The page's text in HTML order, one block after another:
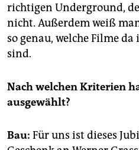
richtigen Underground,
nicht. Außerdem weiß
so genau, welche Filme
sind.
Nach welchen Kriterien
ausgewählt?
Bau: Für uns ist dieses